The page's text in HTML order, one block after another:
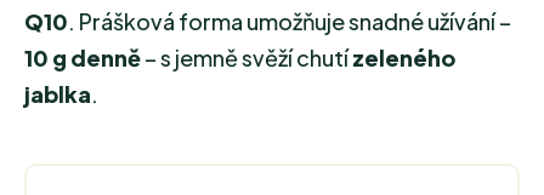
Q10 . Prášková forma umožňuje snadné užívání –
10 g denně– s jemně svěží chutízeleného
jablka